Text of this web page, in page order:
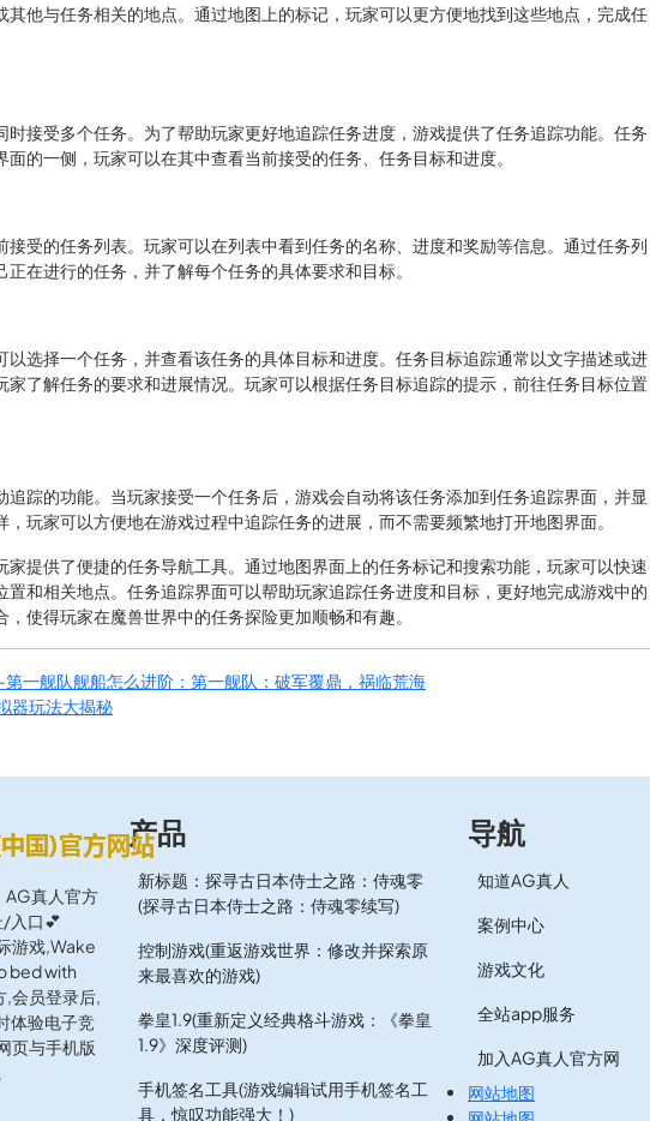
其他与任务相关的地点。通过地图上的标记，玩家可以更方便地找到这些地点，完成任
时接受多个任务。为了帮助玩家更好地追踪任务进度，游戏提供了任务追踪功能。任务
的一侧，玩家可以在其中查看当前接受的任务、任务目标和进度。
接受的任务列表。玩家可以在列表中看到任务的名称、进度和奖励等信息。通过任务列
在进行的任务，并了解每个任务的具体要求和目标。
以选择一个任务，并查看该任务的具体目标和进度。任务目标追踪通常以文字描述或进
家了解任务的要求和进展情况。玩家可以根据任务目标追踪的提示，前往任务目标位置
追踪的功能。当玩家接受一个任务后，游戏会自动将该任务添加到任务追踪界面，并显
玩家可以方便地在游戏过程中追踪任务的进展，而不需要频繁地打开地图界面。
家提供了便捷的任务导航工具。通过地图界面上的任务标记和搜索功能，玩家可以快速
置和相关地点。任务追踪界面可以帮助玩家追踪任务进度和目标，更好地完成游戏中的
使得玩家在魔兽世界中的任务探险更加顺畅和有趣。
一舰队舰船怎么进阶：第一舰队：破军覆鼎，祸临荒海
器玩法大揭秘
真人官方
入口💕
游戏,Wake
bed with
会员登录后,
体验电子竞
页与手机版
产品
新标题：探寻古日本侍士之路：侍魂零
(探寻古日本侍士之路：侍魂零续写)
控制游戏(重返游戏世界：修改并探索原
来最喜欢的游戏)
拳皇1.9(重新定义经典格斗游戏：《拳皇
1.9》深度评测)
手机签名工具(游戏编辑试用手机签名工
具，惊叹功能强大！)
导航
知道AG真人
案例中心
游戏文化
全站app服务
加入AG真人官方网
网站地图